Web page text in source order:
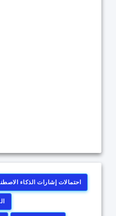
احتمالات إشارات الذكاء